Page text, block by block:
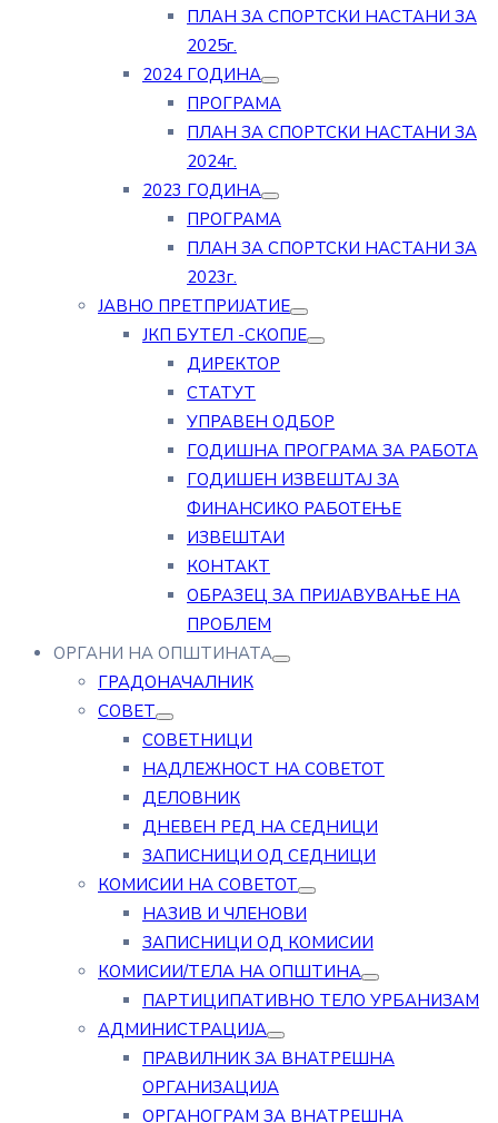
ПЛАН ЗА СПОРТСКИ НАСТАНИ ЗА
2025г.
2024 ГОДИНА
ПРОГРАМА
ПЛАН ЗА СПОРТСКИ НАСТАНИ ЗА
2024г.
2023 ГОДИНА
ПРОГРАМА
ПЛАН ЗА СПОРТСКИ НАСТАНИ ЗА
2023г.
ЈАВНО ПРЕТПРИЈАТИЕ
ЈКП БУТЕЛ -СКОПЈЕ
ДИРЕКТОР
СТАТУТ
УПРАВЕН ОДБОР
ГОДИШНА ПРОГРАМА ЗА РАБОТА
ГОДИШЕН ИЗВЕШТАЈ ЗА
ФИНАНСИКО РАБОТЕЊЕ
ИЗВЕШТАИ
КОНТАКТ
ОБРАЗЕЦ ЗА ПРИЈАВУВАЊЕ НА
ПРОБЛЕМ
ОРГАНИ НА ОПШТИНАТА
ГРАДОНАЧАЛНИК
СОВЕТ
СОВЕТНИЦИ
НАДЛЕЖНОСТ НА СОВЕТОТ
ДЕЛОВНИК
ДНЕВЕН РЕД НА СЕДНИЦИ
ЗАПИСНИЦИ ОД СЕДНИЦИ
КОМИСИИ НА СОВЕТОТ
НАЗИВ И ЧЛЕНОВИ
ЗАПИСНИЦИ ОД КОМИСИИ
КОМИСИИ/ТЕЛА НА ОПШТИНА
ПАРТИЦИПАТИВНО ТЕЛО УРБАНИЗАМ
АДМИНИСТРАЦИЈА
ПРАВИЛНИК ЗА ВНАТРЕШНА
ОРГАНИЗАЦИЈА
ОРГАНОГРАМ ЗА ВНАТРЕШНА